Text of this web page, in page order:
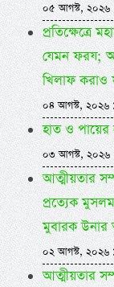
০৫ আগস্ট, ২০২৬
প্রতিক্ষেত্রে
যেমন ফরয;
খিলাফ
০৪ আগস্ট, ২০২৬
হাত ও পায়ের
০৩ আগস্ট, ২০২৬
আত্মীয়তার
প্রত্যেক
মুবারক উনার
০২ আগস্ট, ২০২৬
আত্মীয়তার